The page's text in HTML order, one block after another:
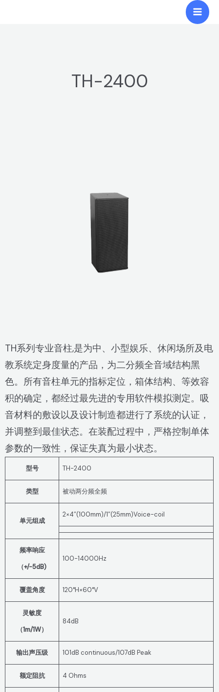
TH-2400
TH系列专业音柱,是为中、小型娱乐、休闲场所及电
教系统定身度量的产品，为二分频全音域结构黑
色。所有音柱单元的指标定位，箱体结构、等效容
积的确定，都经过最先进的专用软件模拟测定。吸
音材料的敷设以及设计制造都进行了系统的认证，
并调整到最佳状态。在装配过程中，严格控制单体
参数的一致性，保证失真为最小状态。
型号 TH-2400
类型 被动两分频全频
单元组成
2×4″(100mm)/1″(25mm)Voice-coil
频率响应
（+/-5dB)
100-14000Hz
覆盖角度 120°H×60°V
灵敏度
（1m/1W）
84dB
输出声压级 101dB continuous/107dB Peak
额定阻抗 4 Ohms